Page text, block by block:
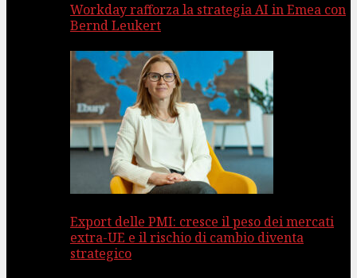
Workday rafforza la strategia AI in Emea con
Bernd Leukert
Export delle PMI: cresce il peso dei mercati
extra-UE e il rischio di cambio diventa
strategico